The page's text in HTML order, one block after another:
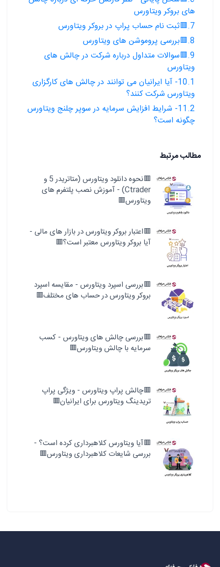
های بروکر ویتاورس
7.🟥ثبت نام حساب پراپ در بروکر ویتاورس
8.🟥بررسی پروموشن های ویتاورس
9.🟥سوالات متداول درباره شرکت در چالش های
ویتاورس
10.1- آیا ایرانیان می توانند در چالش های کارگزاری
ویتاورس شرکت کنند؟
11.2- شرایط افزایش سرمایه در سوپر چلنج ویتاورس
چگونه است؟
مطالب مرتبط
🟥نحوه دانلود ویتاورس (متاتریدر 5 و
Ctrader) - آموزش نصب پلتفرم های
ویتاورس🟥
🟥اعتبار بروکر ویتاورس در بازار های مالی -
آیا بروکر ویتاورس معتبر است؟🟥
🟥بررسی اسپرد ویتاورس - مقایسه اسپرد
بروکر ویتاورس در حساب های مختلف🟥
🟥بررسی چالش های ویتاورس - کسب
سرمایه با چالش ویتاورس🟥
🟥چالش پراپ ویتاورس - ویژگی پراپ
تریدینگ ویتاورس برای ایرانیان🟥
🟥آیا ویتاورس کلاهبرداری کرده است؟ -
بررسی شایعات کلاهبرداری ویتاورس🟥